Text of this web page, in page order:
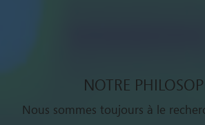
NOTRE
Nous sommes toujours à le